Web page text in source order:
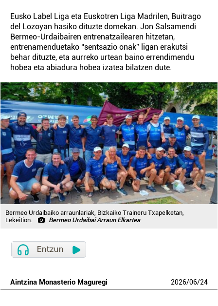
Eusko Label Liga eta Euskotren Liga Madrilen, Buitrago
del Lozoyan hasiko dituzte domekan. Jon Salsamendi
Bermeo-Urdaibairen entrenatzailearen hitzetan,
entrenamenduetako “sentsazio onak” ligan erakutsi
behar dituzte, eta aurreko urtean baino errendimendu
hobea eta abiadura hobea izatea bilatzen dute.
Bermeo Urdaibaiko arraunlariak, Bizkaiko Traineru Txapelketan,
Lekeition.
Bermeo Urdaibai Arraun Elkartea
Aintzina Monasterio Maguregi 2026/06/24